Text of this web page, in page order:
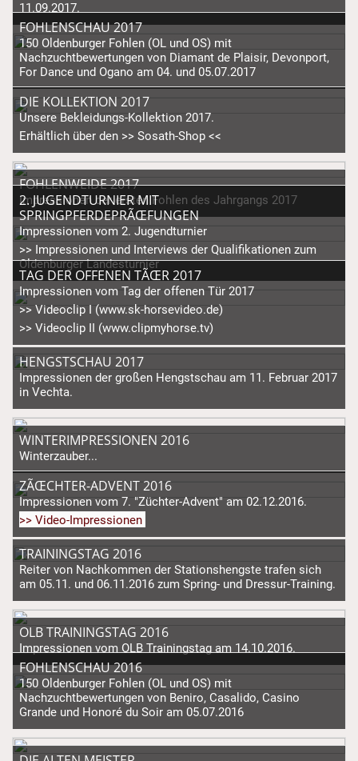
11.09.2017.
FOHLENSCHAU 2017
150 Oldenburger Fohlen (OL und OS) mit
Nachzuchtbewertungen von Diamant de Plaisir, Devonport,
For Dance und Ogano am 04. und 05.07.2017
DIE KOLLEKTION 2017
Unsere Bekleidungs-Kollektion 2017.
Erhältlich über den >> Sosath-Shop <<
FOHLENWEIDE 2017
Impressionen der ersten Fohlen des Jahrgangs 2017
2. JUGENDTURNIER MIT
SPRINGPFERDEPRÃŒFUNGEN
Impressionen vom 2. Jugendturnier
>> Impressionen und Interviews der Qualifikationen zum
Oldenburger Landesturnier
TAG DER OFFENEN TÃŒR 2017
Impressionen vom Tag der offenen Tür 2017
>> Videoclip I (www.sk-horsevideo.de)
>> Videoclip II (www.clipmyhorse.tv)
HENGSTSCHAU 2017
Impressionen der großen Hengstschau am 11. Februar 2017
in Vechta.
WINTERIMPRESSIONEN 2016
Winterzauber...
ZÃŒCHTER-ADVENT 2016
Impressionen vom 7. "Züchter-Advent" am 02.12.2016.
>> Video-Impressionen
TRAININGSTAG 2016
Reiter von Nachkommen der Stationshengste trafen sich
am 05.11. und 06.11.2016 zum Spring- und Dressur-Training.
OLB TRAININGSTAG 2016
Impressionen vom OLB Trainingstag am 14.10.2016.
FOHLENSCHAU 2016
150 Oldenburger Fohlen (OL und OS) mit
Nachzuchtbewertungen von Beniro, Casalido, Casino
Grande und Honoré du Soir am 05.07.2016